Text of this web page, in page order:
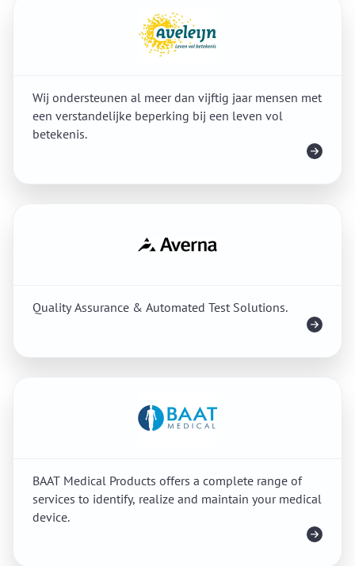
Wij ondersteunen al meer dan vijftig jaar mensen met
een verstandelijke beperking bij een leven vol
betekenis.
Quality Assurance & Automated Test Solutions.
BAAT Medical Products offers a complete range of
services to identify, realize and maintain your medical
device.